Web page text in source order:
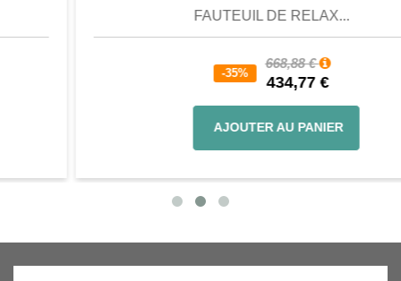
FAUTEUIL DE RELAX...
668,88 €
434,77 €
AJOUTER AU PANIER